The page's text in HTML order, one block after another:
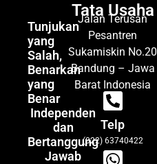
Tunjukan
yang
Salah,
Benarkan
yang
Benar
Independen
dan
Bertanggung
Jawab
Tata Usaha
Jalan Terusan
Pesantren
Sukamiskin No.20
Bandung – Jawa
Barat Indonesia
Telp
(022) 63740422